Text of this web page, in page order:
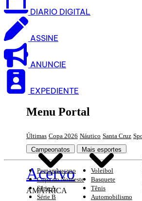
DIARIO DIGITAL
ASSINE
ANUNCIE
EXPEDIENTE
Menu Portal
Últimas Copa 2026 Náutico Santa Cruz
Campeonatos
Pernambucano
Copa do Nordeste
Série A
Série B
Mais esportes
Voleibol
Basquete
Tênis
Automobilismo
Acervo
AMÃ?RICA